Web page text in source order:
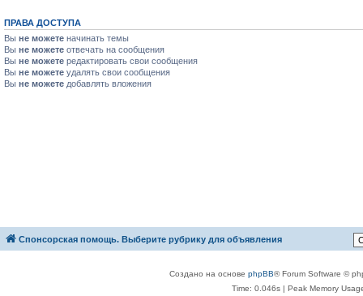
ПРАВА ДОСТУПА
Вы не можете начинать темы
Вы не можете отвечать на сообщения
Вы не можете редактировать свои сообщения
Вы не можете удалять свои сообщения
Вы не можете добавлять вложения
Спонсорская помощь. Выберите рубрику для объявления
Создано на основе phpBB® Forum Software ©
Time: 0.046s| Peak Memory